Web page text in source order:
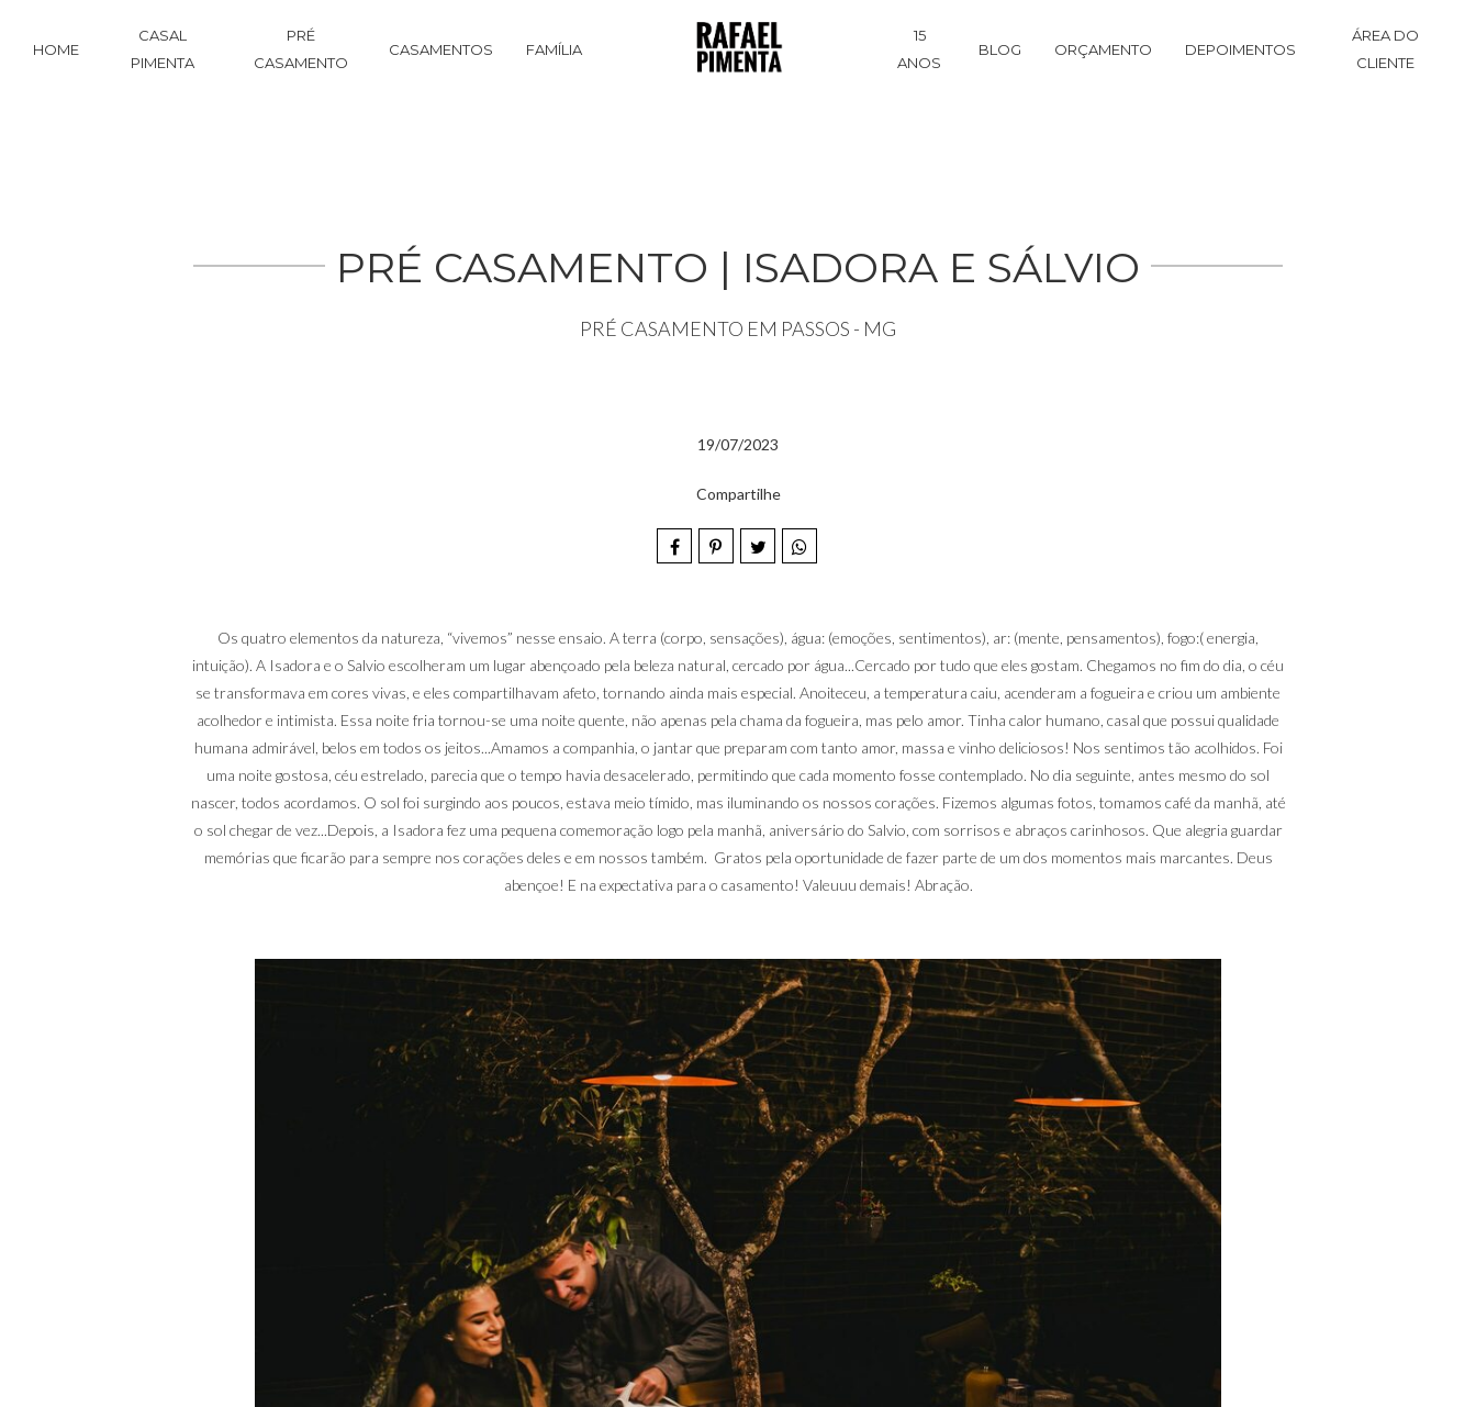
HOME
CASAL
PIMENTA
PRÉ
CASAMENTO
CASAMENTOS FAMÍLIA
15
ANOS
BLOG ORÇAMENTO DEPOIMENTOS
ÁREA DO
CLIENTE
PRÉ CASAMENTO | ISADORA E SÁLVIO
PRÉ CASAMENTO EM PASSOS - MG
19/07/2023
Compartilhe
Os quatro elementos da natureza, “vivemos” nesse ensaio. A terra (corpo, sensações), água: (emoções, sentimentos), ar: (mente, pensamentos), fogo:( energia,
intuição). A Isadora e o Salvio escolheram um lugar abençoado pela beleza natural, cercado por água...Cercado por tudo que eles gostam. Chegamos no fim do dia, o céu
se transformava em cores vivas, e eles compartilhavam afeto, tornando ainda mais especial. Anoiteceu, a temperatura caiu, acenderam a fogueira e criou um ambiente
acolhedor e intimista. Essa noite fria tornou-se uma noite quente, não apenas pela chama da fogueira, mas pelo amor. Tinha calor humano, casal que possui qualidade
humana admirável, belos em todos os jeitos...Amamos a companhia, o jantar que preparam com tanto amor, massa e vinho deliciosos! Nos sentimos tão acolhidos. Foi
uma noite gostosa, céu estrelado, parecia que o tempo havia desacelerado, permitindo que cada momento fosse contemplado. No dia seguinte, antes mesmo do sol
nascer, todos acordamos. O sol foi surgindo aos poucos, estava meio tímido, mas iluminando os nossos corações. Fizemos algumas fotos, tomamos café da manhã, até
o sol chegar de vez...Depois, a Isadora fez uma pequena comemoração logo pela manhã, aniversário do Salvio, com sorrisos e abraços carinhosos. Que alegria guardar
memórias que ficarão para sempre nos corações deles e em nossos também. Gratos pela oportunidade de fazer parte de um dos momentos mais marcantes. Deus
abençoe! E na expectativa para o casamento! Valeuuu demais! Abração.